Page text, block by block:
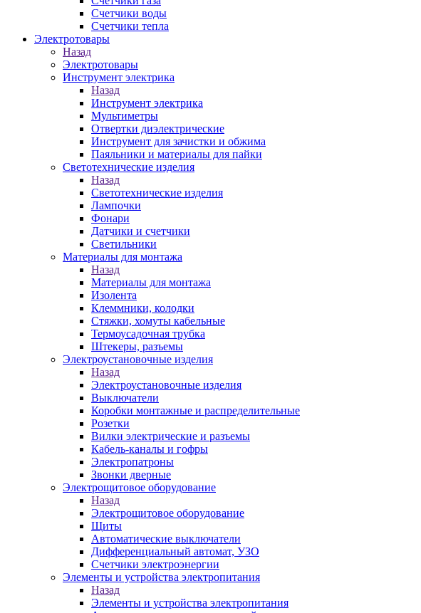
Счетчики воды
Счетчики тепла
Электротовары
Назад
Электротовары
Инструмент электрика
Назад
Инструмент электрика
Мультиметры
Отвертки диэлектрические
Инструмент для зачистки и обжима
Паяльники и материалы для пайки
Светотехнические изделия
Назад
Светотехнические изделия
Лампочки
Фонари
Датчики и счетчики
Светильники
Материалы для монтажа
Назад
Материалы для монтажа
Изолента
Клеммники, колодки
Стяжки, хомуты кабельные
Термоусадочная трубка
Штекеры, разъемы
Электроустановочные изделия
Назад
Электроустановочные изделия
Выключатели
Коробки монтажные и распределительные
Розетки
Вилки электрические и разъемы
Кабель-каналы и гофры
Электропатроны
Звонки дверные
Электрощитовое оборудование
Назад
Электрощитовое оборудование
Щиты
Автоматические выключатели
Дифференциальный автомат, УЗО
Счетчики электроэнергии
Элементы и устройства электропитания
Назад
Элементы и устройства электропитания